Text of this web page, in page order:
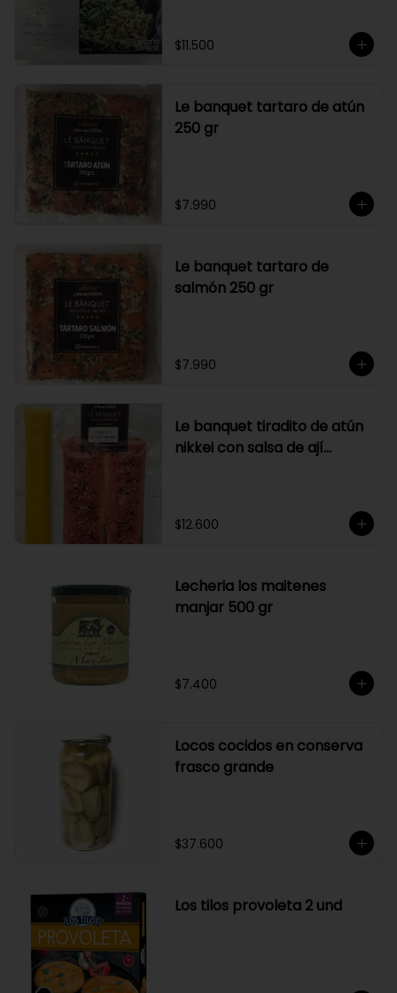
$11.500
Le banquet tartaro de atún
250 gr
$7.990
Le banquet tartaro de
salmón 250 gr
$7.990
Le banquet tiradito de atún
nikkei con salsa de ají
$12.600
Lecheria los maitenes
manjar 500 gr
$7.400
Locos cocidos en conserva
frasco grande
$37.600
Los tilos provoleta 2 und